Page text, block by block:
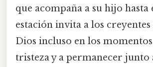
que acompaña a su hijo hasta
estación invita a los
Dios incluso en los
tristeza y a permanecer junto